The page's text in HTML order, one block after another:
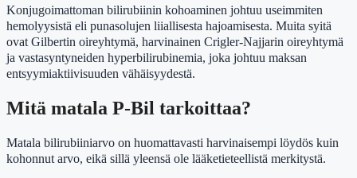
Konjugoimattoman bilirubiinin kohoaminen johtuu useimmiten
hemolyysistä eli punasolujen liiallisesta hajoamisesta. Muita syitä
ovat Gilbertin oireyhtymä, harvinainen Crigler-Najjarin oireyhtymä
ja vastasyntyneiden hyperbilirubinemia, joka johtuu maksan
entsyymiaktiivisuuden vähäisyydestä.
Mitä matala P-Bil tarkoittaa?
Matala bilirubiiniarvo on huomattavasti harvinaisempi löydös kuin
kohonnut arvo, eikä sillä yleensä ole lääketieteellistä merkitystä.